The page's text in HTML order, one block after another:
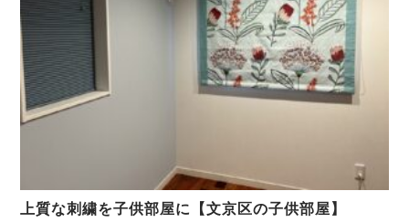
上質な刺繍を子供部屋に【文京区の子供部屋】